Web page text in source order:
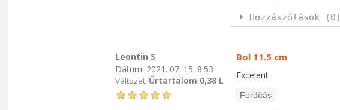
Hozzászólások (0)
Leontin S
Dátum: 2021. 07. 15. 8:53
Változat: Űrtartalom 0,38 L
Bol 11.5 cm
Excelent